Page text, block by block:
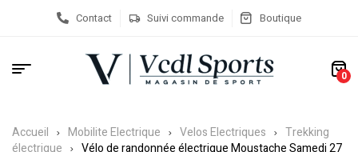
Contact Suivi commande Boutique
0
Accueil Mobilite Electrique Velos Electriques
Trekking
électrique
Vélo de randonnée électrique Moustache Samedi 27